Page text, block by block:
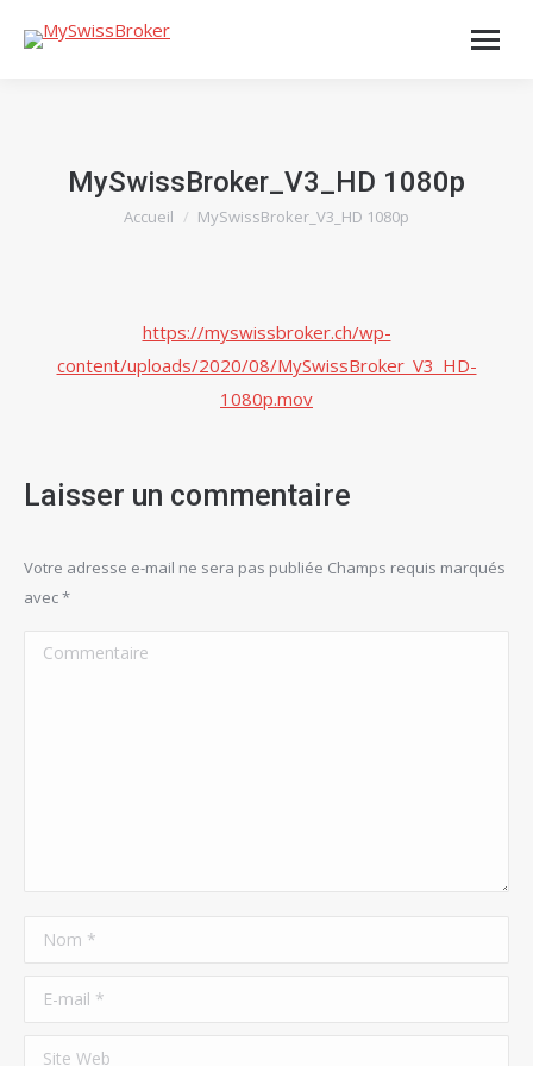
MySwissBroker_V3_HD 1080p
Vous êtes ici :
Accueil MySwissBroker_V3_HD 1080p
https://myswissbroker.ch/wp-
content/uploads/2020/08/MySwissBroker_V3_HD-
1080p.mov
Laisser un commentaire
Votre adresse e-mail ne sera pas publiée Champs requis marqués
avec*
Commentaire
Nom *
E-mail *
Site Web